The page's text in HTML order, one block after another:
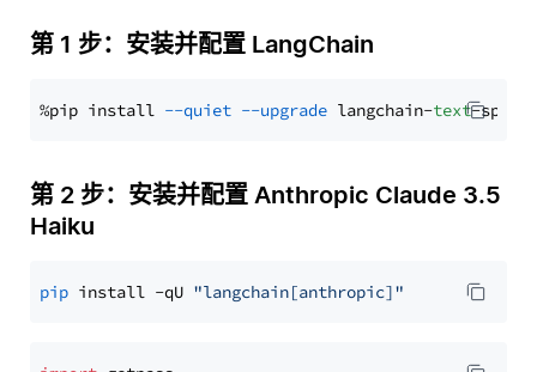
第 1 步：安装并配置 LangChain
%pip install --quiet --upgrade langchain-text
第 2 步：安装并配置 Anthropic Claude 3.5
Haiku
pip install -qU "langchain[anthropic]"